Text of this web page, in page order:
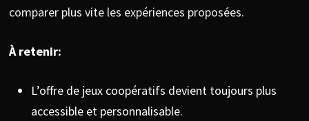
comparer plus vite les expériences proposées.
À retenir:
L’offre de jeux coopératifs devient toujours plus
accessible et personnalisable.